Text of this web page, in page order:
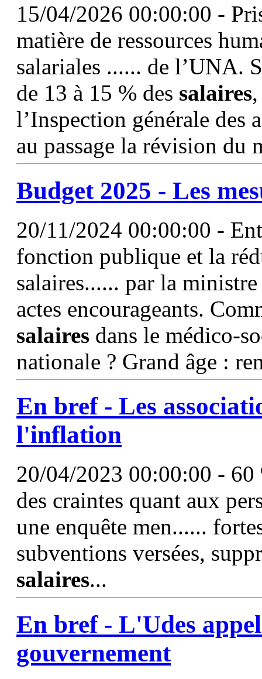
15/04/2026 00:00:00 -
matière de ressources
salariales ...... de l’UNA.
de 13 à 15 % des salaires
l’Inspection générale des
au passage la révision du
Budget 2025 - Les
20/11/2024 00:00:00 -
fonction publique et la
salaires...... par la
actes encourageants.
salaires dans le médico-
nationale ? Grand âge :
En bref - Les
l'inflation
20/04/2023 00:00:00 - 60
des craintes quant aux
une enquête men......
subventions versées,
salaires...
En bref - L'Udes
gouvernement